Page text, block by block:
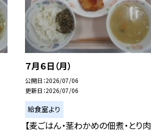
７月６日（月）
公開日 2026/07/06
更新日 2026/07/06
給食室より
【麦ごはん・茎わかめの佃煮・とり肉